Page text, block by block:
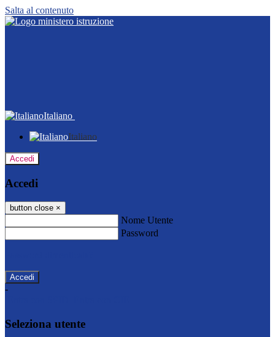
Salta al contenuto
Italiano
Italiano
Accedi
Accedi
button close ×
Nome Utente
Password
-
Seleziona utente